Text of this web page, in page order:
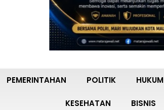
PEMERINTAHAN POLITIK HUKUM
KESEHATAN BISNIS